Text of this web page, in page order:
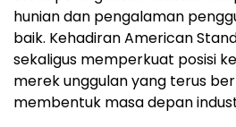
hunian dan pengalaman
baik. Kehadiran American
sekaligus memperkuat posisi
merek unggulan yang terus
membentuk masa depan